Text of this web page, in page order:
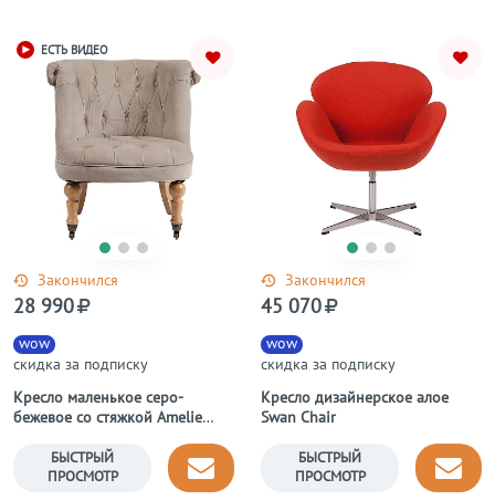
ЕСТЬ ВИДЕО
Закончился
Кресло маленькое серо-
бежевое со стяжкой Amelie
wow
скидка за подписку
28 990
БЫСТРЫЙ
ПРОСМОТР
Закончился
Кресло дизайнерское алое
Swan Chair
wow
скидка за подписку
45 070
БЫСТРЫЙ
ПРОСМОТР